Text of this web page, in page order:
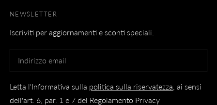
NEWSLETTER
Iscriviti per aggiornamenti e sconti speciali.
Letta l'Informativa sulla politica sulla riservatezza , ai sensi
dell'art. 6, par. 1 e 7 del Regolamento Privacy